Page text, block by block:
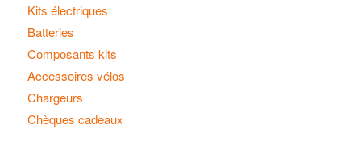
Kits électriques
Batteries
Composants kits
Accessoires vélos
Chargeurs
Chèques cadeaux